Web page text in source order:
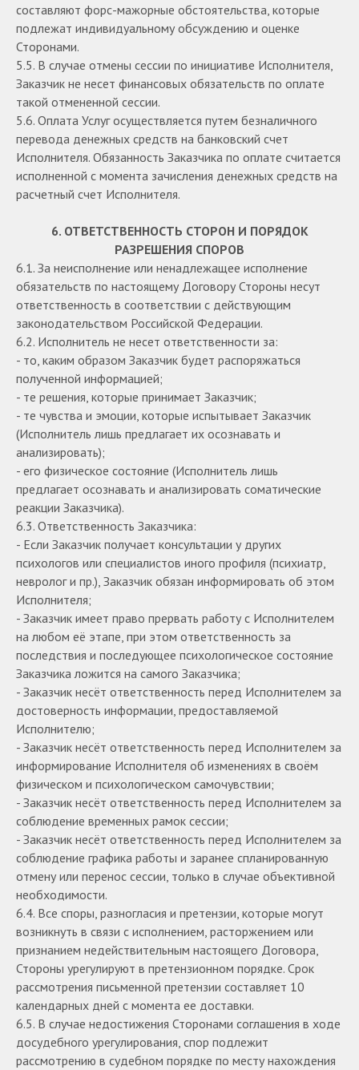
составляют форс-мажорные обстоятельства, которые
подлежат индивидуальному обсуждению и оценке
Сторонами.
5.5. В случае отмены сессии по инициативе Исполнителя,
Заказчик не несет финансовых обязательств по оплате
такой отмененной сессии.
5.6. Оплата Услуг осуществляется путем безналичного
перевода денежных средств на банковский счет
Исполнителя. Обязанность Заказчика по оплате считается
исполненной с момента зачисления денежных средств на
расчетный счет Исполнителя.
6. ОТВЕТСТВЕННОСТЬ СТОРОН И ПОРЯДОК
РАЗРЕШЕНИЯ СПОРОВ
6.1. За неисполнение или ненадлежащее исполнение
обязательств по настоящему Договору Стороны несут
ответственность в соответствии с действующим
законодательством Российской Федерации.
6.2. Исполнитель не несет ответственности за:
- то, каким образом Заказчик будет распоряжаться
полученной информацией;
- те решения, которые принимает Заказчик;
- те чувства и эмоции, которые испытывает Заказчик
(Исполнитель лишь предлагает их осознавать и
анализировать);
- его физическое состояние (Исполнитель лишь
предлагает осознавать и анализировать соматические
реакции Заказчика).
6.3. Ответственность Заказчика:
- Если Заказчик получает консультации у других
психологов или специалистов иного профиля (психиатр,
невролог и пр.), Заказчик обязан информировать об этом
Исполнителя;
- Заказчик имеет право прервать работу с Исполнителем
на любом её этапе, при этом ответственность за
последствия и последующее психологическое состояние
Заказчика ложится на самого Заказчика;
- Заказчик несёт ответственность перед Исполнителем за
достоверность информации, предоставляемой
Исполнителю;
- Заказчик несёт ответственность перед Исполнителем за
информирование Исполнителя об изменениях в своём
физическом и психологическом самочувствии;
- Заказчик несёт ответственность перед Исполнителем за
соблюдение временных рамок сессии;
- Заказчик несёт ответственность перед Исполнителем за
соблюдение графика работы и заранее спланированную
отмену или перенос сессии, только в случае объективной
необходимости.
6.4. Все споры, разногласия и претензии, которые могут
возникнуть в связи с исполнением, расторжением или
признанием недействительным настоящего Договора,
Стороны урегулируют в претензионном порядке. Срок
рассмотрения письменной претензии составляет 10
календарных дней с момента ее доставки.
6.5. В случае недостижения Сторонами соглашения в ходе
досудебного урегулирования, спор подлежит
рассмотрению в судебном порядке по месту нахождения